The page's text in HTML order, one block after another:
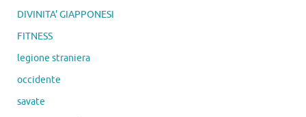
DIVINITA' GIAPPONESI
FITNESS
legione straniera
occidente
savate